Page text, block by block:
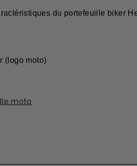
du portefeuille biker
(logo moto)
moto